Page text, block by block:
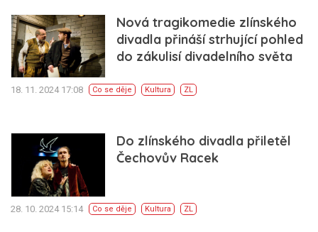
Nová tragikomedie zlínského
divadla přináší strhující pohled
do zákulisí divadelního světa
18. 11. 2024 17:08 Co se děje Kultura ZL
Do zlínského divadla přiletěl
Čechovův Racek
28. 10. 2024 15:14 Co se děje Kultura ZL